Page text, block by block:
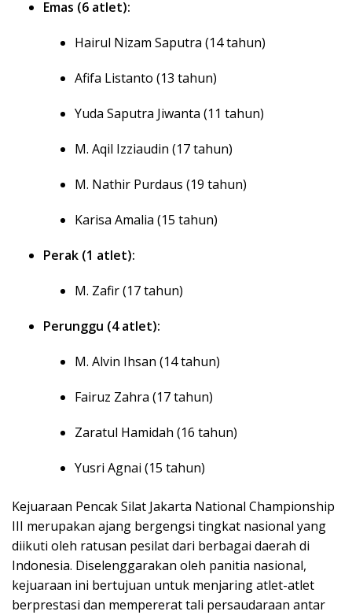
Emas (6 atlet):
Hairul Nizam Saputra (14 tahun)
Afifa Listanto (13 tahun)
Yuda Saputra Jiwanta (11 tahun)
M. Aqil Izziaudin (17 tahun)
M. Nathir Purdaus (19 tahun)
Karisa Amalia (15 tahun)
Perak (1 atlet):
M. Zafir (17 tahun)
Perunggu (4 atlet):
M. Alvin Ihsan (14 tahun)
Fairuz Zahra (17 tahun)
Zaratul Hamidah (16 tahun)
Yusri Agnai (15 tahun)
Kejuaraan Pencak Silat Jakarta National Championship
III merupakan ajang bergengsi tingkat nasional yang
diikuti oleh ratusan pesilat dari berbagai daerah di
Indonesia. Diselenggarakan oleh panitia nasional,
kejuaraan ini bertujuan untuk menjaring atlet-atlet
berprestasi dan mempererat tali persaudaraan antar